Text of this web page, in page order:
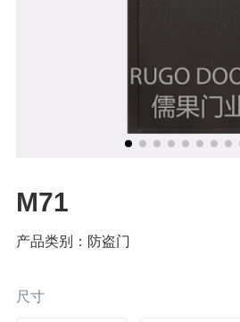
M71
产品类别：防盗门
尺寸